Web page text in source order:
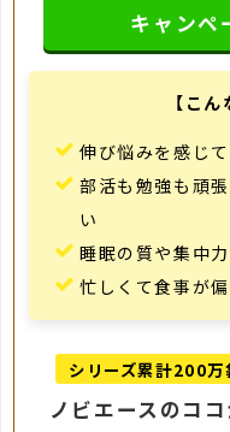
キャンペ
【こ
伸び悩みを感じ
部活も勉強も頑
い
睡眠の質や集中
忙しくて食事が
シリーズ累計200万
ノビエースのコ